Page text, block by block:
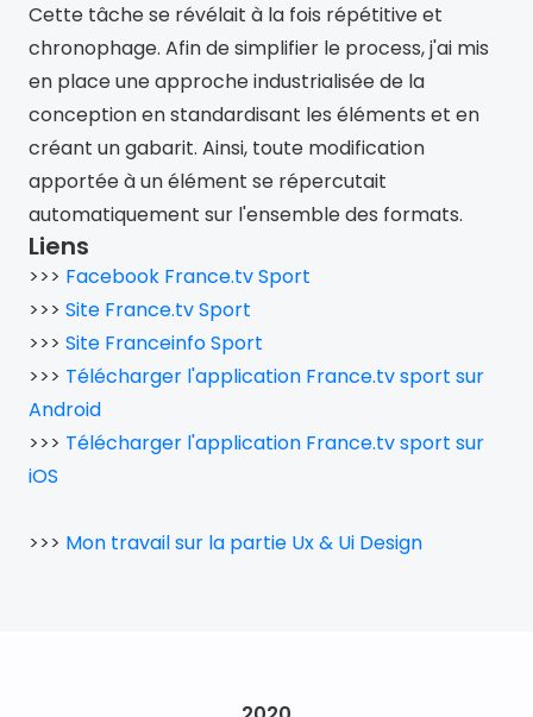
Cette tâche se révélait à la fois répétitive et
chronophage. Afin de simplifier le process, j'ai mis
en place une approche industrialisée de la
conception en standardisant les éléments et en
créant un gabarit. Ainsi, toute modification
apportée à un élément se répercutait
automatiquement sur l'ensemble des formats.
Liens
>>> Facebook France.tv Sport
>>> Site France.tv Sport
>>> Site Franceinfo Sport
>>> Télécharger l'application France.tv sport sur
Android
>>> Télécharger l'application France.tv sport sur
iOS
>>> Mon travail sur la partie Ux & Ui Design